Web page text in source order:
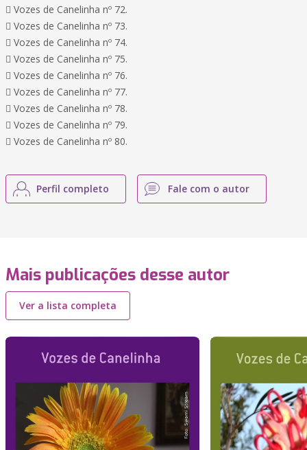
 Vozes de Canelinha nº 72.
 Vozes de Canelinha nº 73.
 Vozes de Canelinha nº 74.
 Vozes de Canelinha nº 75.
 Vozes de Canelinha nº 76.
 Vozes de Canelinha nº 77.
 Vozes de Canelinha nº 78.
 Vozes de Canelinha nº 79.
 Vozes de Canelinha nº 80.
Perfil completo Fale com o autor
Mais publicações desse autor
Ver a lista completa